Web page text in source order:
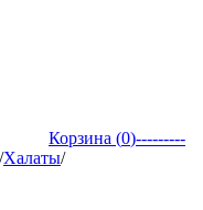
Корзина (0)---------
/Халаты/